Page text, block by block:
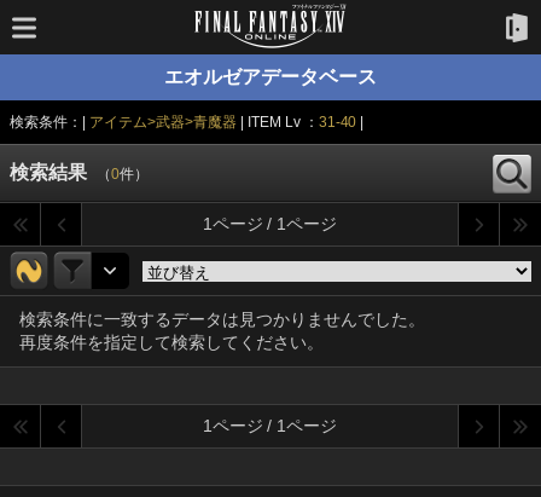
エオルゼアデータベース
検索条件：| アイテム>武器>青魔器 | ITEM Lv ： 31-40
検索結果 （0件）
1ページ / 1ページ
検索条件に一致するデータは見つかりませんでした。
再度条件を指定して検索してください。
1ページ / 1ページ